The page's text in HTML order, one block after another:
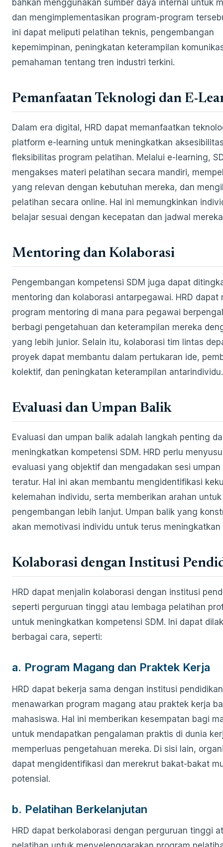
bahkan menggunakan sumber daya internal untuk
dan mengimplementasikan program-program
ini dapat meliputi pelatihan teknis, pengembangan
kepemimpinan, peningkatan keterampilan
pemahaman tentang tren industri terkini.
Pemanfaatan Teknologi dan E-
Dalam era digital, HRD dapat memanfaatkan
platform e-learning untuk meningkatkan
fleksibilitas program pelatihan. Melalui e-learning,
mengakses materi pelatihan secara mandiri,
yang relevan dengan kebutuhan mereka, dan
pelatihan secara online. Hal ini memungkinkan
belajar sesuai dengan kecepatan dan jadwal
Mentoring dan Kolaborasi
Pengembangan kompetensi SDM juga dapat
mentoring dan kolaborasi antarpegawai. HRD dapat
program mentoring di mana para pegawai
berbagi pengetahuan dan keterampilan mereka
yang lebih junior. Selain itu, kolaborasi tim lintas
proyek dapat membantu dalam pertukaran ide,
kolektif, dan peningkatan keterampilan antarindividu.
Evaluasi dan Umpan Balik
Evaluasi dan umpan balik adalah langkah penting
meningkatkan kompetensi SDM. HRD perlu
evaluasi yang objektif dan mengadakan sesi
teratur. Hal ini akan membantu mengidentifikasi
kelemahan individu, serta memberikan arahan untuk
pengembangan lebih lanjut. Umpan balik yang
akan memotivasi individu untuk terus meningkatkan
Kolaborasi dengan Institusi
HRD dapat menjalin kolaborasi dengan institusi
seperti perguruan tinggi atau lembaga pelatihan
untuk meningkatkan kompetensi SDM. Ini dapat
berbagai cara, seperti:
a. Program Magang dan Praktek Kerja
HRD dapat bekerja sama dengan institusi
menawarkan program magang atau praktek kerja
mahasiswa. Hal ini memberikan kesempatan bagi
untuk mendapatkan pengalaman praktis di dunia
memperluas pengetahuan mereka. Di sisi lain,
dapat mengidentifikasi dan merekrut bakat-bakat
potensial.
b. Pelatihan Berkelanjutan
HRD dapat berkolaborasi dengan perguruan tinggi